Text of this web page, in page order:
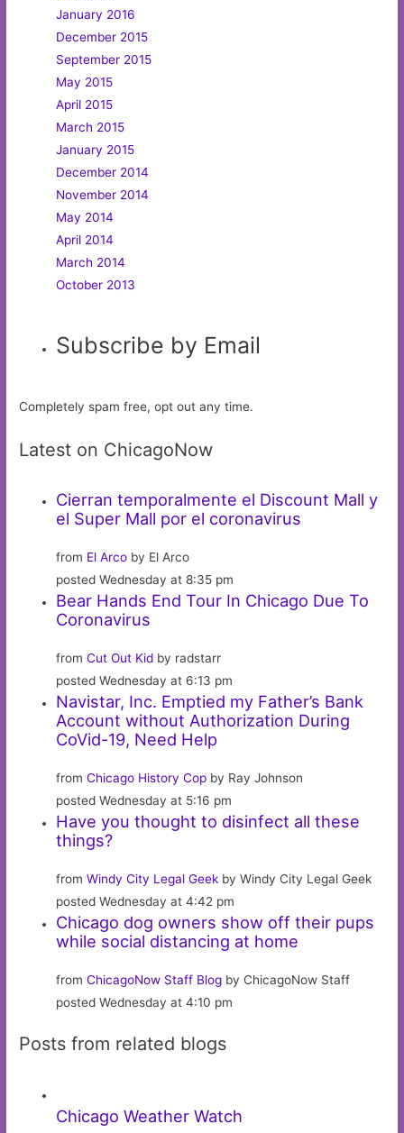
January 2016
December 2015
September 2015
May 2015
April 2015
March 2015
January 2015
December 2014
November 2014
May 2014
April 2014
March 2014
October 2013
Subscribe by Email
Completely spam free, opt out any time.
Latest on ChicagoNow
Cierran temporalmente el Discount Mall y
el Super Mall por el coronavirus
from El Arco by El Arco
posted Wednesday at 8:35 pm
Bear Hands End Tour In Chicago Due To
Coronavirus
fromCut Out Kid by radstarr
posted Wednesday at 6:13 pm
Navistar, Inc. Emptied my Father’s Bank
Account without Authorization During
CoVid-19, Need Help
fromChicago History Cop by Ray Johnson
posted Wednesday at 5:16 pm
Have you thought to disinfect all these
things?
fromWindy City Legal Geek by Windy City Legal Geek
posted Wednesday at 4:42 pm
Chicago dog owners show off their pups
while social distancing at home
fromChicagoNow Staff Blog by ChicagoNow Staff
posted Wednesday at 4:10 pm
Posts from related blogs
Chicago Weather Watch